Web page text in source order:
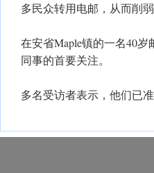
多民众转用电邮，从而削弱
在安省Maple镇的一名40
同事的首要关注。
多名受访者表示，他们已